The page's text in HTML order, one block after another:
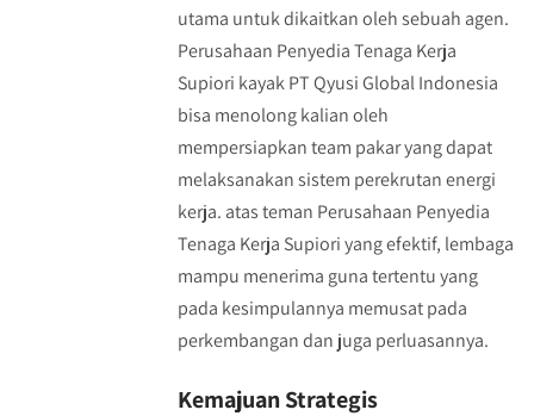
utama untuk dikaitkan oleh sebuah agen.
Perusahaan Penyedia Tenaga Kerja
Supiori kayak PT Qyusi Global Indonesia
bisa menolong kalian oleh
mempersiapkan team pakar yang dapat
melaksanakan sistem perekrutan energi
kerja. atas teman Perusahaan Penyedia
Tenaga Kerja Supiori yang efektif, lembaga
mampu menerima guna tertentu yang
pada kesimpulannya memusat pada
perkembangan dan juga perluasannya.
Kemajuan Strategis